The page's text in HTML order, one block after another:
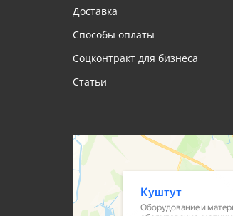
Доставка
Способы оплаты
Соцконтракт для бизнеса
Статьи